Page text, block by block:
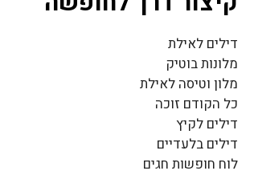
דילים לאילת
מלונות בוטיק
מלון וטיסה לאילת
כל הקודם זוכה
דילים לקיץ
דילים בלעדיים
לוח חופשות חגים